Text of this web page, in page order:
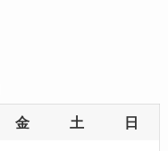
金 土 日